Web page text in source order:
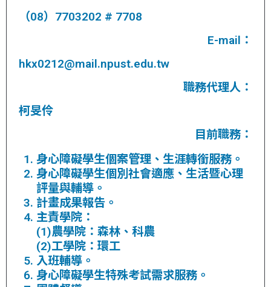
（08）7703202 # 7708
E-mail：
hkx0212@mail.npust.edu.tw
職務代理人：
柯旻伶
目前職務：
身心障礙學生個案管理、生涯轉銜服務。
身心障礙學生個別社會適應、生活暨心理
評量與輔導。
計畫成果報告。
主責學院：
(1)農學院：森林、科農
(2)工學院：環工
入班輔導。
身心障礙學生特殊考試需求服務。